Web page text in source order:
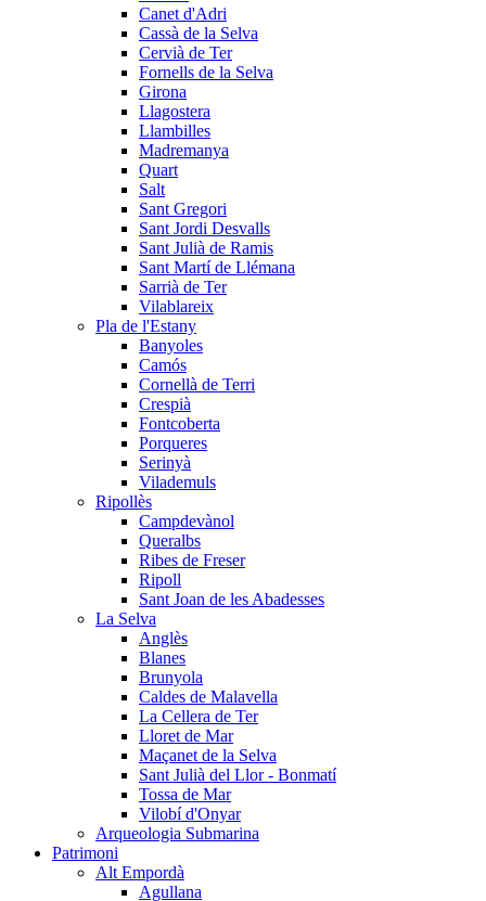
Canet d'Adri
Cassà de la Selva
Cervià de Ter
Fornells de la Selva
Girona
Llagostera
Llambilles
Madremanya
Quart
Salt
Sant Gregori
Sant Jordi Desvalls
Sant Julià de Ramis
Sant Martí de Llémana
Sarrià de Ter
Vilablareix
Pla de l'Estany
Banyoles
Camós
Cornellà de Terri
Crespià
Fontcoberta
Porqueres
Serinyà
Vilademuls
Ripollès
Campdevànol
Queralbs
Ribes de Freser
Ripoll
Sant Joan de les Abadesses
La Selva
Anglès
Blanes
Brunyola
Caldes de Malavella
La Cellera de Ter
Lloret de Mar
Maçanet de la Selva
Sant Julià del Llor - Bonmatí
Tossa de Mar
Vilobí d'Onyar
Arqueologia Submarina
Patrimoni
Alt Empordà
Agullana